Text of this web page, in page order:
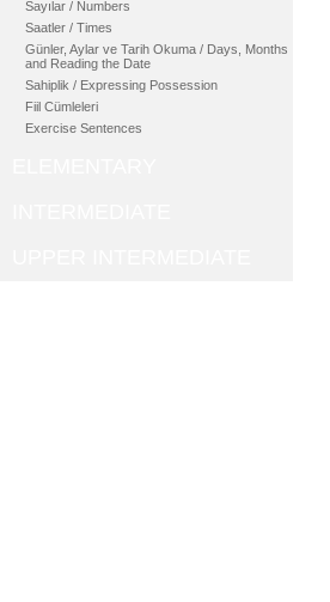
Sayılar / Numbers
Saatler / Times
Günler, Aylar ve Tarih Okuma / Days, Months
and Reading the Date
Sahiplik / Expressing Possession
Fiil Cümleleri
Exercise Sentences